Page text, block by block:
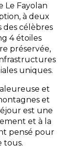
Le Fayolan
à deux
des célèbres
4 étoiles
préservée,
uniques.
et
et
est une
et à la
pensé pour
tous.